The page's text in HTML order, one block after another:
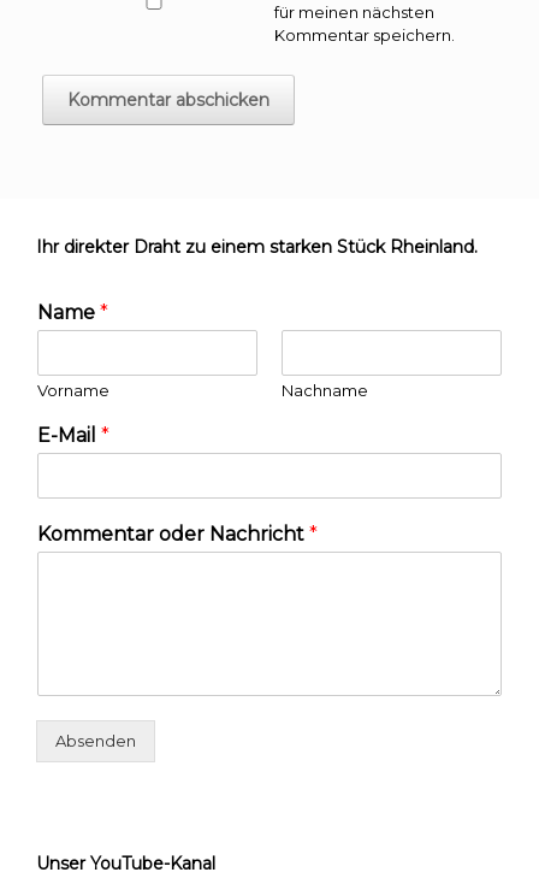
für meinen nächsten
Kommentar speichern.
Ihr direkter Draht zu einem starken Stück Rheinland.
Name *
Vorname Nachname
E-Mail *
Kommentar oder Nachricht *
Absenden
Unser YouTube-Kanal